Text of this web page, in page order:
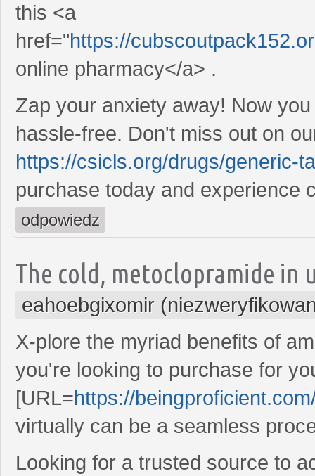
this <a
href="https://
online pharmacy</a> .
Zap your anxiety away! Now
hassle-free. Don't miss out on
https://csicls.org/drugs/generic-
purchase today and experience
odpowiedz
The cold, metoclopramide in
eahoebgixomir
X-plore the myriad benefits of
you're looking to purchase for
[URL=https://
virtually can be a seamless
Looking for a trusted source to